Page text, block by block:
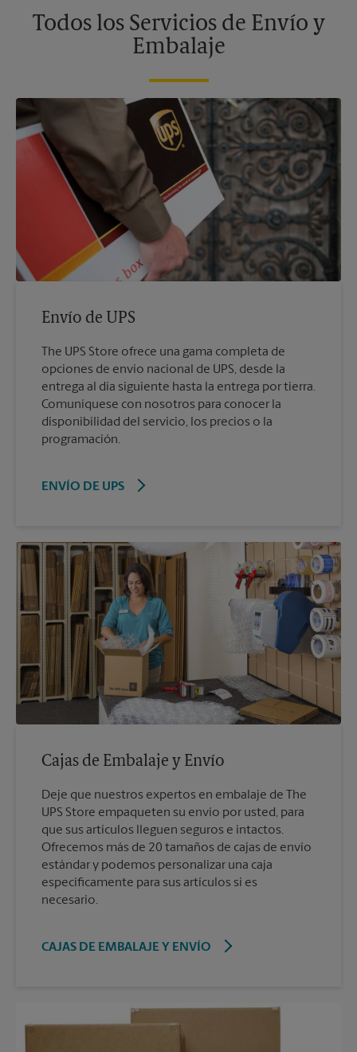
Todos los Servicios de Envío y
Embalaje
Envío de UPS
The UPS Store ofrece una gama completa de
opciones de envío nacional de UPS, desde la
entrega al día siguiente hasta la entrega por tierra.
Comuníquese con nosotros para conocer la
disponibilidad del servicio, los precios o la
programación.
ENVÍO DE UPS
Cajas de Embalaje y Envío
Deje que nuestros expertos en embalaje de The
UPS Store empaqueten su envío por usted, para
que sus artículos lleguen seguros e intactos.
Ofrecemos más de 20 tamaños de cajas de envío
estándar y podemos personalizar una caja
específicamente para sus artículos si es
necesario.
CAJAS DE EMBALAJE Y ENVÍO